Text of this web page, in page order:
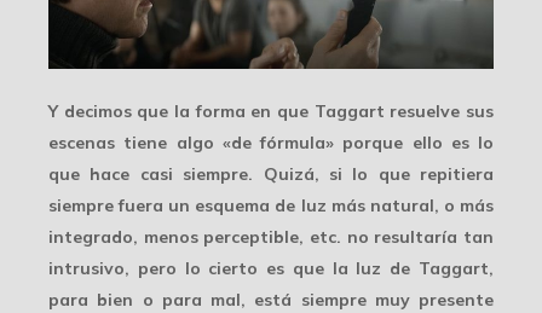
Y decimos que la forma en que Taggart resuelve sus
escenas tiene algo «de fórmula» porque ello es lo
que hace casi siempre. Quizá, si lo que repitiera
siempre fuera un esquema de luz más natural, o más
integrado, menos perceptible, etc. no resultaría tan
intrusivo, pero lo cierto es que la luz de Taggart,
para bien o para mal, está siempre muy presente